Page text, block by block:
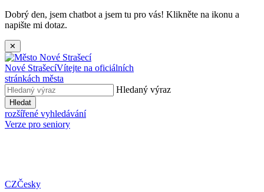
Dobrý den, jsem chatbot a jsem tu pro vás! Klikněte na ikonu a
napište mi dotaz.
✕
Nové StrašecíVítejte na oficiálních
stránkách města
Hledaný výraz
Hledat
rozšířené vyhledávání
Verze pro seniory
CZČesky